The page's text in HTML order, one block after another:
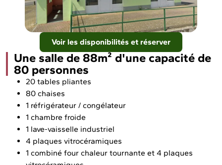
Voir les disponibilités et réserver
Une salle de 88m² d'une capacité de
80 personnes
20 tables pliantes
80 chaises
1 réfrigérateur / congélateur
1 chambre froide
1 lave-vaisselle industriel
4 plaques vitrocéramiques
1 combiné four chaleur tournante et 4 plaques